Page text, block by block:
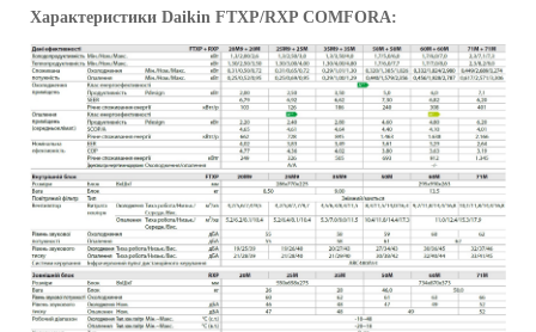
Характеристики Daikin FTXP/RXP COMFORA: